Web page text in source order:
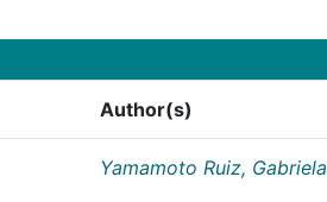
Author(s)
Yamamoto Ruiz, Gabriela